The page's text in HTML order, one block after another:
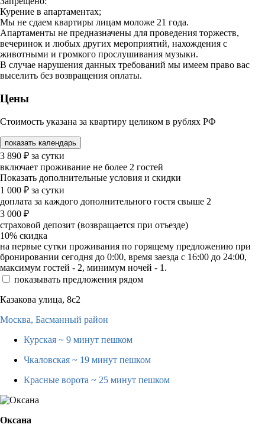
Курение в апартаментах;
Мы не сдаем квартиры лицам моложе 21 года.
Апартаменты не предназначены для проведения торжеств,
вечеринок и любых других мероприятий, нахождения с
животными и громкого прослушивания музыки.
В случае нарушения данных требований мы имеем право вас
выселить без возвращения оплаты.
Цены
Стоимость указана за квартиру целиком в рублях РФ
показать календарь
3 890 ₽ за сутки
включает проживание не более 2 гостей
Показать дополнительные условия и скидки
1 000 ₽ за сутки
доплата за каждого дополнительного гостя свыше 2
3 000 ₽
страховой депозит (возвращается при отъезде)
10% скидка
на первые сутки проживания по горящему предложению при
бронировании сегодня до 0:00, время заезда с 16:00 до 24:00,
максимум гостей - 2, минимум ночей - 1.
показывать предложения рядом
Казакова улица, 8с2
Москва, Басманный район
Курская ~ 9 минут пешком
Чкаловская ~ 19 минут пешком
Красные ворота ~ 25 минут пешком
Оксана